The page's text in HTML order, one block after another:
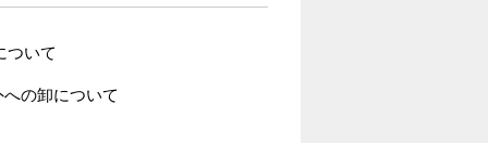
ついて
への卸について